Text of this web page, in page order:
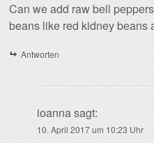
Can we add raw bell
beans like red kidney beans
Antworten
ioannasagt:
10. April 2017 um 10:23 Uhr